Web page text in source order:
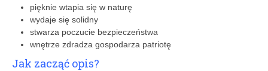
pięknie wtapia się w naturę
wydaje się solidny
stwarza poczucie bezpieczeństwa
wnętrze zdradza gospodarza patriotę
Jak zacząć opis?